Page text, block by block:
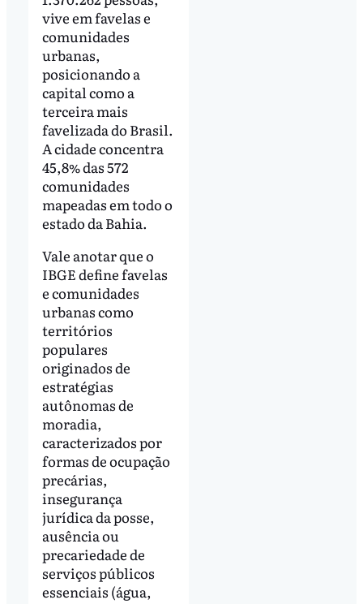
vive em favelas e
comunidades
urbanas,
posicionando a
capital como a
terceira mais
favelizada do Brasil.
A cidade concentra
45,8% das 572
comunidades
mapeadas em todo o
estado da Bahia.
Vale anotar que o
IBGE define favelas
e comunidades
urbanas como
territórios
populares
originados de
estratégias
autônomas de
moradia,
caracterizados por
formas de ocupação
precárias,
insegurança
jurídica da posse,
ausência ou
precariedade de
serviços públicos
essenciais (água,